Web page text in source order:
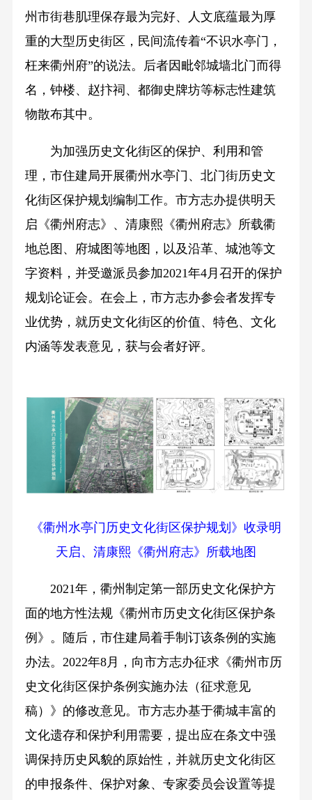
州市街巷肌理保存最为完好、人文底蕴最为厚
重的大型历史街区，民间流传着“不识水亭门，
枉来衢州府”的说法。后者因毗邻城墙北门而得
名，钟楼、赵抃祠、都御史牌坊等标志性建筑
物散布其中。
为加强历史文化街区的保护、利用和管
理，市住建局开展衢州水亭门、北门街历史文
化街区保护规划编制工作。市方志办提供明天
启《衢州府志》、清康熙《衢州府志》所载衢
地总图、府城图等地图，以及沿革、城池等文
字资料，并受邀派员参加2021年4月召开的保护
规划论证会。在会上，市方志办参会者发挥专
业优势，就历史文化街区的价值、特色、文化
内涵等发表意见，获与会者好评。
《衢州水亭门历史文化街区保护规划》收录明
天启、清康熙《衢州府志》所载地图
2021年，衢州制定第一部历史文化保护方
面的地方性法规《衢州市历史文化街区保护条
例》。随后，市住建局着手制订该条例的实施
办法。2022年8月，向市方志办征求《衢州市历
史文化街区保护条例实施办法（征求意见
稿）》的修改意见。市方志办基于衢城丰富的
文化遗存和保护利用需要，提出应在条文中强
调保持历史风貌的原始性，并就历史文化街区
的申报条件、保护对象、专家委员会设置等提